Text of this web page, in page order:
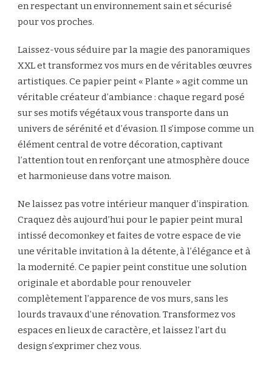
en respectant un environnement sain et sécurisé
pour vos proches.
Laissez-vous séduire par la magie des panoramiques
XXL et transformez vos murs en de véritables œuvres
artistiques. Ce papier peint « Plante » agit comme un
véritable créateur d’ambiance : chaque regard posé
sur ses motifs végétaux vous transporte dans un
univers de sérénité et d’évasion. Il s’impose comme un
élément central de votre décoration, captivant
l’attention tout en renforçant une atmosphère douce
et harmonieuse dans votre maison.
Ne laissez pas votre intérieur manquer d’inspiration.
Craquez dès aujourd’hui pour le papier peint mural
intissé decomonkey et faites de votre espace de vie
une véritable invitation à la détente, à l’élégance et à
la modernité. Ce papier peint constitue une solution
originale et abordable pour renouveler
complètement l’apparence de vos murs, sans les
lourds travaux d’une rénovation. Transformez vos
espaces en lieux de caractère, et laissez l’art du
design s’exprimer chez vous.